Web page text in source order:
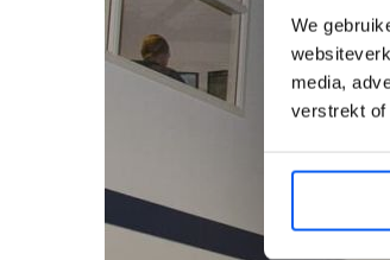
We
media,
verstrekt of